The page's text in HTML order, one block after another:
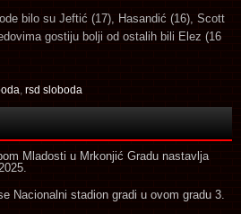
bilo su Jeftić (17), Hasandić (16), Scott
gostiju bolji od ostalih bili Elez (16
rsd sloboda
Mladosti u Mrkonjić Gradu nastavlja
Nacionalni stadion gradi u ovom gradu 3.